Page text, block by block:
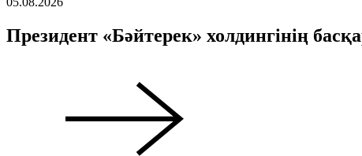
Президент «Бәйтерек» холдингінің